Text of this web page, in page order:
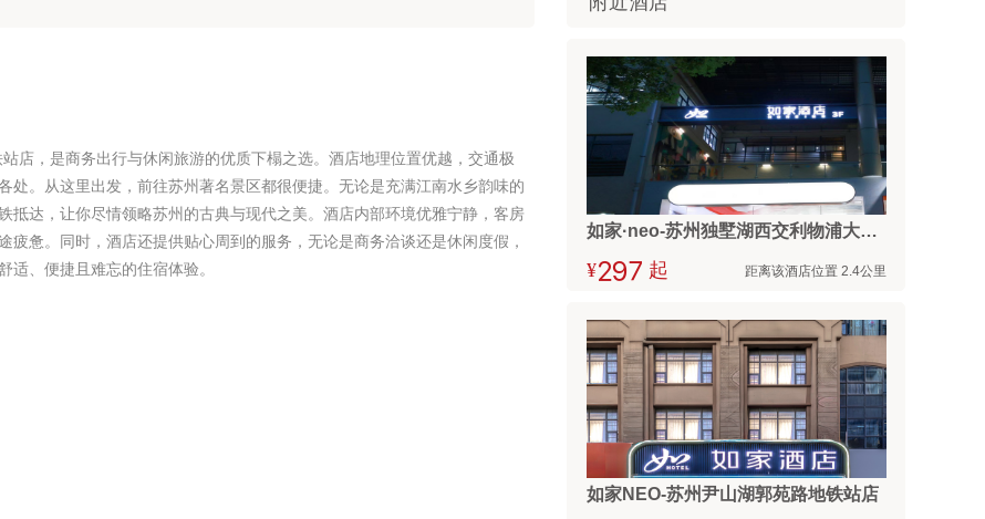
店，是商务出行与休闲旅游的优质下榻之选。酒店地理位置优越，交通极
处。从这里出发，前往苏州著名景区都很便捷。无论是充满江南水乡韵味的
抵达，让你尽情领略苏州的古典与现代之美。酒店内部环境优雅宁静，客房
疲惫。同时，酒店还提供贴心周到的服务，无论是商务洽谈还是休闲度假，
适、便捷且难忘的住宿体验。
如家·neo-苏州独墅湖西交利物浦大学仁爱路地铁站店
¥  起 距离该酒店位置 2.4公里
如家NEO-苏州尹山湖郭苑路地铁站店